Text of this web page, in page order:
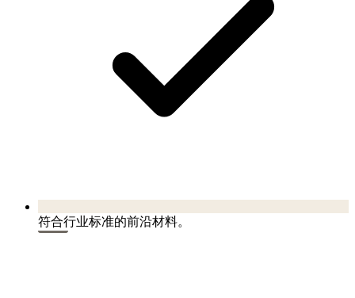
符合行业标准的前沿材料。